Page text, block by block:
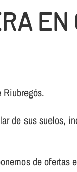
EN
de sus suelos,
de